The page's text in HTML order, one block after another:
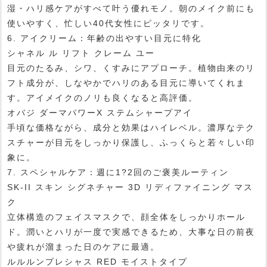
湿・ハリ感ケアがすべて叶う優れモノ。朝のメイク前にも
使いやすく、忙しい40代女性にピッタリです。
6. アイクリーム：年齢の出やすい目元に特化
シャネル ル リフト クレーム ユー
目元のたるみ、シワ、くすみにアプローチ。植物由来のリ
フト成分が、しなやかでハリのある目元に導いてくれま
す。アイメイクのノリも良くなると高評価。
オバジ ダーマパワーX ステムシャープアイ
手頃な価格ながら、成分と効果はハイレベル。濃厚なテク
スチャーが目元をしっかり保護し、ふっくらと若々しい印
象に。
7. スペシャルケア：週に1?2回のご褒美ルーティン
SK-II スキン シグネチャー 3D リディファイニング マス
ク
立体構造のフェイスマスクで、顔全体をしっかりホール
ド。潤いとハリが一度で実感できるため、大事な日の前夜
や疲れが溜まった日のケアに最適。
ルルルンプレシャス RED モイストタイプ